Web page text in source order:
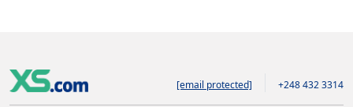
[email protected] +248 432 3314